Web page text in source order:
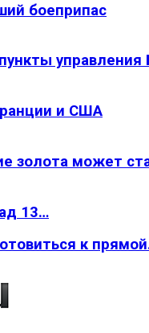
боеприпас
и США
золота может
13…
к